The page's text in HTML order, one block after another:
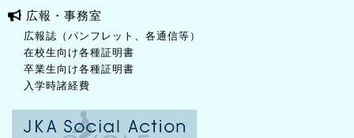
広報・事務室
広報誌（パンフレット、各通信等）
在校生向け各種証明書
卒業生向け各種証明書
入学時諸経費